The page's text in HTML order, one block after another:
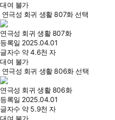
대여 불가
연극성 회귀 생활 807화 선택
연극성 회귀 생활 807화
등록일 2025.04.01
글자수 약 4.6천 자
대여 불가
연극성 회귀 생활 806화 선택
연극성 회귀 생활 806화
등록일 2025.04.01
글자수 약 5.9천 자
대여 불가